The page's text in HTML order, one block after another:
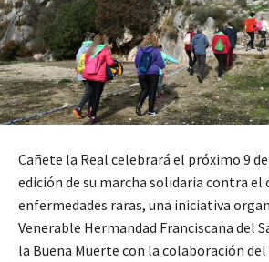
Cañete la Real celebrará el próximo 9
edición de su marcha solidaria contra el
enfermedades raras, una iniciativa
Venerable Hermandad Franciscana del
la Buena Muerte con la colaboración